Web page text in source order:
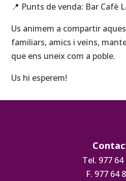
📍 Punts de venda: Bar Cafè
Us animem a compartir
familiars, amics i veïns,
que ens uneix com a poble.
Us hi esperem!
Tel. 977 64
F. 977 64